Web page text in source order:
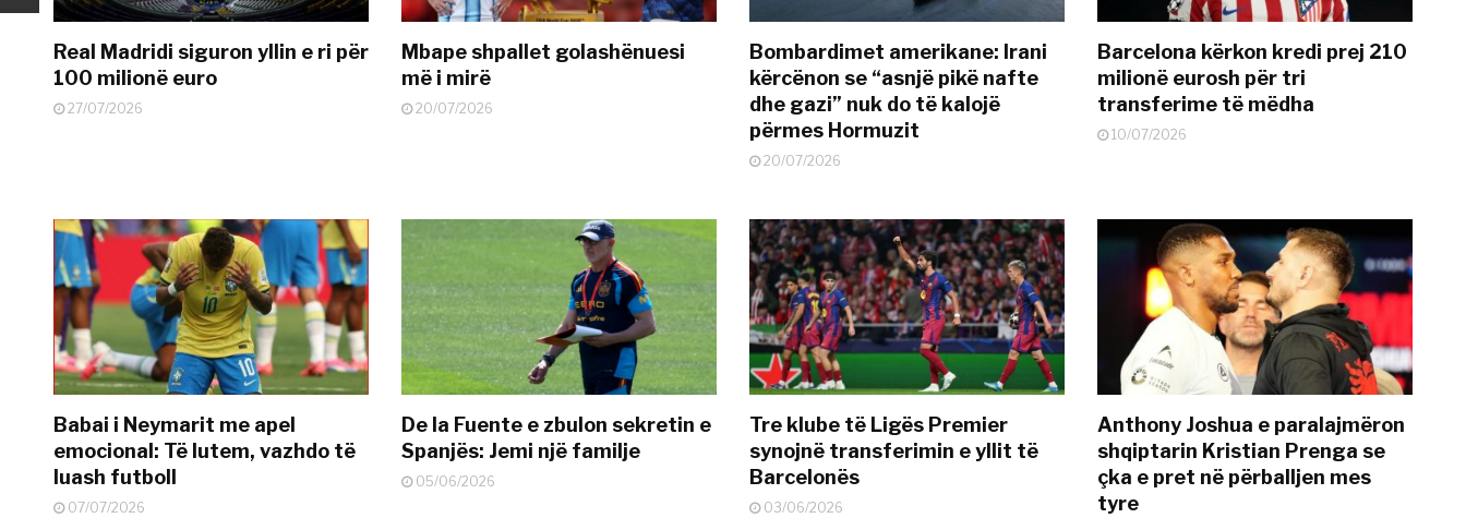
Real Madridi siguron yllin e ri për
100 milionë euro
27/07/2026
Mbape shpallet golashënuesi
më i mirë
20/07/2026
Bombardimet amerikane: Irani
kërcënon se “asnjë pikë nafte
dhe gazi” nuk do të kalojë
përmes Hormuzit
20/07/2026
Barcelona kërkon kredi prej 210
milionë eurosh për tri
transferime të mëdha
10/07/2026
Babai i Neymarit me apel
emocional: Të lutem, vazhdo të
luash futboll
07/07/2026
De la Fuente e zbulon sekretin e
Spanjës: Jemi një familje
05/06/2026
Tre klube të Ligës Premier
synojnë transferimin e yllit të
Barcelonës
03/06/2026
Anthony Joshua e paralajmëron
shqiptarin Kristian Prenga se
çka e pret në përballjen mes
tyre